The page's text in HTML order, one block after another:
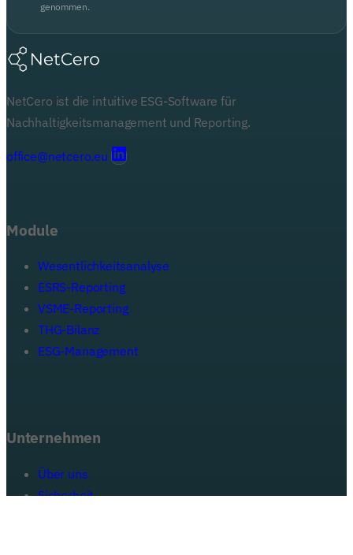
Datenschutzerklärung zur Datenverarbeitung habe ich zur Kenntnis
genommen.
NetCero ist die intuitive ESG-Software für
Nachhaltigkeitsmanagement und Reporting.
office@netcero.eu
Module
Wesentlichkeitsanalyse
ESRS-Reporting
VSME-Reporting
THG-Bilanz
ESG-Management
Unternehmen
Über uns
Sicherheit